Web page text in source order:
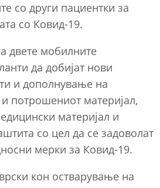
со други пациентки за
со Ковид-19.
двете мобилните
да добијат нови
и дополнување на
потрошениот материјал,
материјал и
со цел да се задоволат
мерки за Ковид-19.
кон остварување на